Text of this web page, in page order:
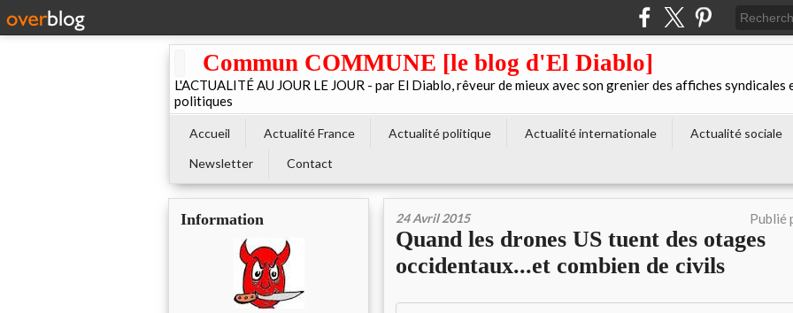
Commun COMMUNE [le blog d'El Diablo]
L'ACTUALITÉ AU JOUR LE JOUR - par El Diablo, rêveur de mieux avec son grenier des affiches syndicales
politiques
Accueil Actualité France Actualité politique Actualité internationale Actualité sociale
Newsletter
Contact
Information 24 Avril 2015 Publié
Quand les drones US tuent des otages
occidentaux...et combien de civils